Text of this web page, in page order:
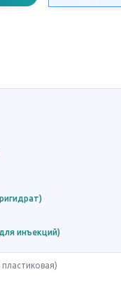
инъекций)